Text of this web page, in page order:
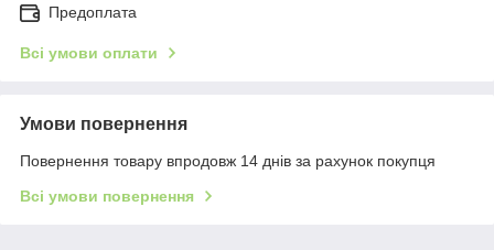
Предоплата
Всі умови оплати
Умови повернення
Повернення товару впродовж 14 днів за рахунок покупця
Всі умови повернення